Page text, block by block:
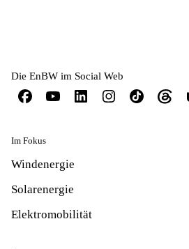
Die EnBW im Social Web
Im Fokus
Windenergie
Solarenergie
Elektromobilität